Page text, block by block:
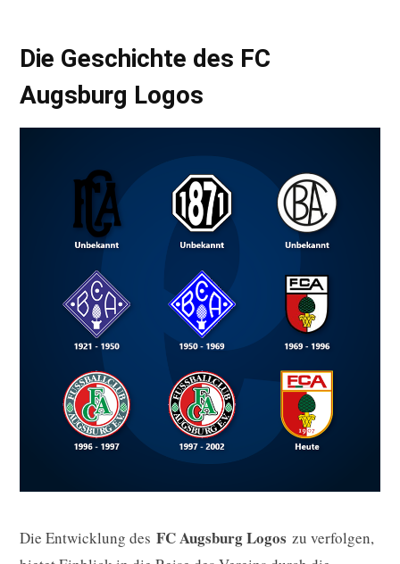
Die Geschichte des FC
Augsburg Logos
Die Entwicklung des FC Augsburg Logos zu verfolgen,